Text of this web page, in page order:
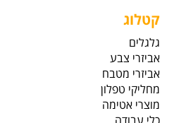
קטלוג
גלגלים
אביזרי צבע
אביזרי מטבח
מחליקי טפלון
מוצרי אטימה